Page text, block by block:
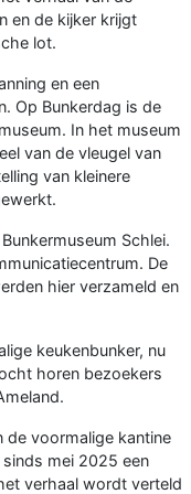
en de kijker krijgt
lot.
en een
Op Bunkerdag is de
In het museum
van de vleugel van
van kleinere
Schlei.
De
hier verzameld en
keukenbunker, nu
horen bezoekers
de voormalige kantine
mei 2025 een
verhaal wordt verteld